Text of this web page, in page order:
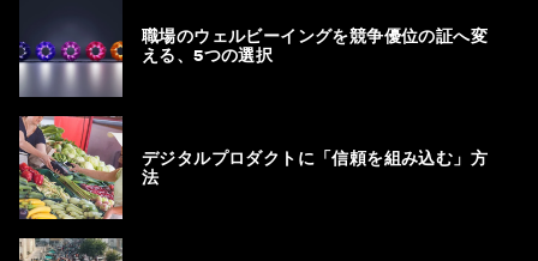
職場のウェルビーイングを競争優位の証へ変
える、5つの選択
デジタルプロダクトに「信頼を組み込む」方
法